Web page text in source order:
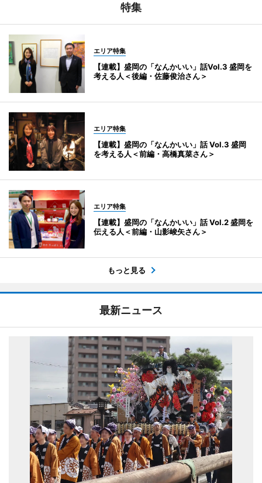
特集
エリア特集
【連載】盛岡の「なんかいい」話Vol.3 盛岡を
考える人＜後編・佐藤俊治さん＞
エリア特集
【連載】盛岡の「なんかいい」話 Vol.3 盛岡
を考える人＜前編・高橋真菜さん＞
エリア特集
【連載】盛岡の「なんかいい」話 Vol.2 盛岡を
伝える人＜前編・山影峻矢さん＞
もっと見る
最新ニュース